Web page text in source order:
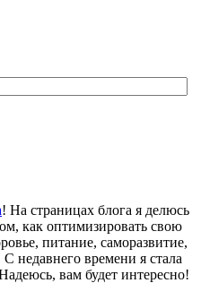
! На страницах блога я делюсь
как оптимизировать свою
питание, саморазвитие,
недавнего времени я стала
вам будет интересно!